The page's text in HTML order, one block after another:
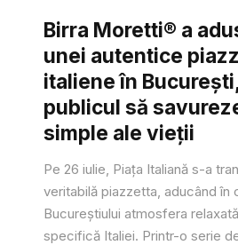
Birra Moretti® a
unei autentice
italiene în
publicul să
simple ale vieții
Pe 26 iulie, Piața Italiană s-a
veritabilă piazzetta, aducând în
Bucureștiului atmosfera
specifică Italiei. Printr-o serie